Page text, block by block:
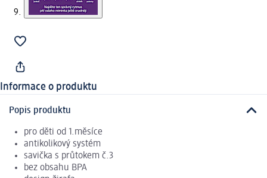
Informace o produktu
Popis produktu
pro děti od 1.měsíce
antikolikový systém
savička s průtokem č.3
bez obsahu BPA